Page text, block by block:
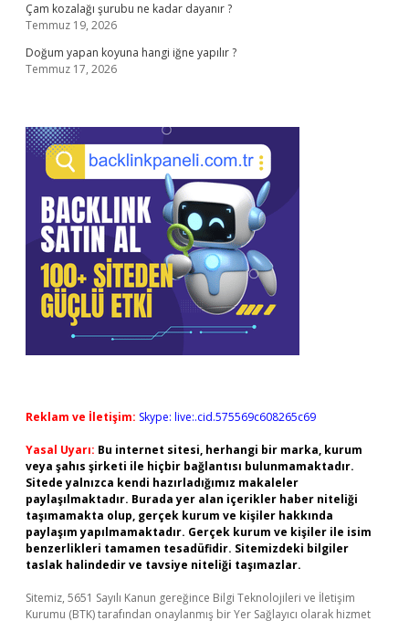
Çam kozalağı şurubu ne kadar dayanır ?
Temmuz 19, 2026
Doğum yapan koyuna hangi iğne yapılır ?
Temmuz 17, 2026
Reklam ve İletişim: Skype: live:.cid.575569c608265c69
Yasal Uyarı: Bu internet sitesi, herhangi bir marka, kurum
veya şahıs şirketi ile hiçbir bağlantısı bulunmamaktadır.
Sitede yalnızca kendi hazırladığımız makaleler
paylaşılmaktadır. Burada yer alan içerikler haber niteliği
taşımamakta olup, gerçek kurum ve kişiler hakkında
paylaşım yapılmamaktadır. Gerçek kurum ve kişiler ile isim
benzerlikleri tamamen tesadüfidir. Sitemizdeki bilgiler
taslak halindedir ve tavsiye niteliği taşımazlar.
Sitemiz, 5651 Sayılı Kanun gereğince Bilgi Teknolojileri ve İletişim
Kurumu (BTK) tarafından onaylanmış bir Yer Sağlayıcı olarak hizmet